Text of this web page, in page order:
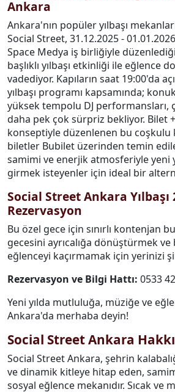
Ankara
Ankara'nın popüler yılbaşı
Social Street, 31.12.2025 -
Space Medya iş birliğiyle
başlıklı yılbaşı etkinliği ile eğlence
vadediyor. Kapıların saat 19:00'da
yılbaşı programı kapsamında;
yüksek tempolu DJ performansları,
daha pek çok sürpriz bekliyor. Bilet
konseptiyle düzenlenen bu coşkulu
biletler Bubilet üzerinden temin
samimi ve enerjik atmosferiyle yeni
girmek isteyenler için ideal bir
Social Street Ankara Yılbaşı
Rezervasyon
Bu özel gece için sınırlı kontenjan
gecesini ayrıcalığa dönüştürmek
eğlenceyi kaçırmamak için yerinizi
Rezervasyon ve Bilgi Hattı: 0533
Yeni yılda mutluluğa, müziğe ve
Ankara'da merhaba deyin!
Social Street Ankara
Social Street Ankara, şehrin
ve dinamik kitleye hitap eden,
sosyal eğlence mekanıdır. Sıcak ve